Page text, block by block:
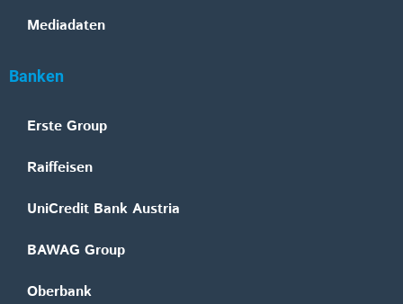
Mediadaten
Banken
Erste Group
Raiffeisen
UniCredit Bank Austria
BAWAG Group
Oberbank